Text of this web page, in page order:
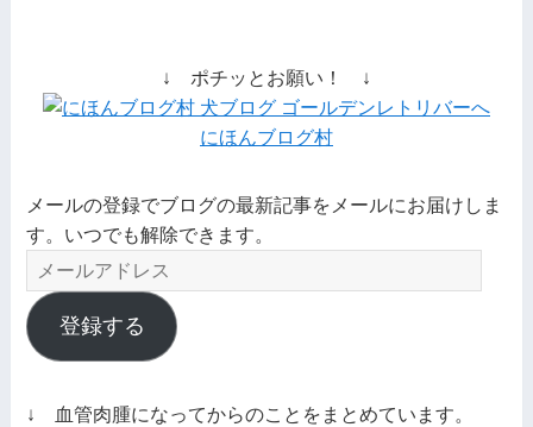
↓ ポチッとお願い！ ↓
にほんブログ村
メールの登録でブログの最新記事をメールにお届けしま
す。いつでも解除できます。
メ
ー
ル
ア
レ
登録する
↓ 血管肉腫になってからのことをまとめています。